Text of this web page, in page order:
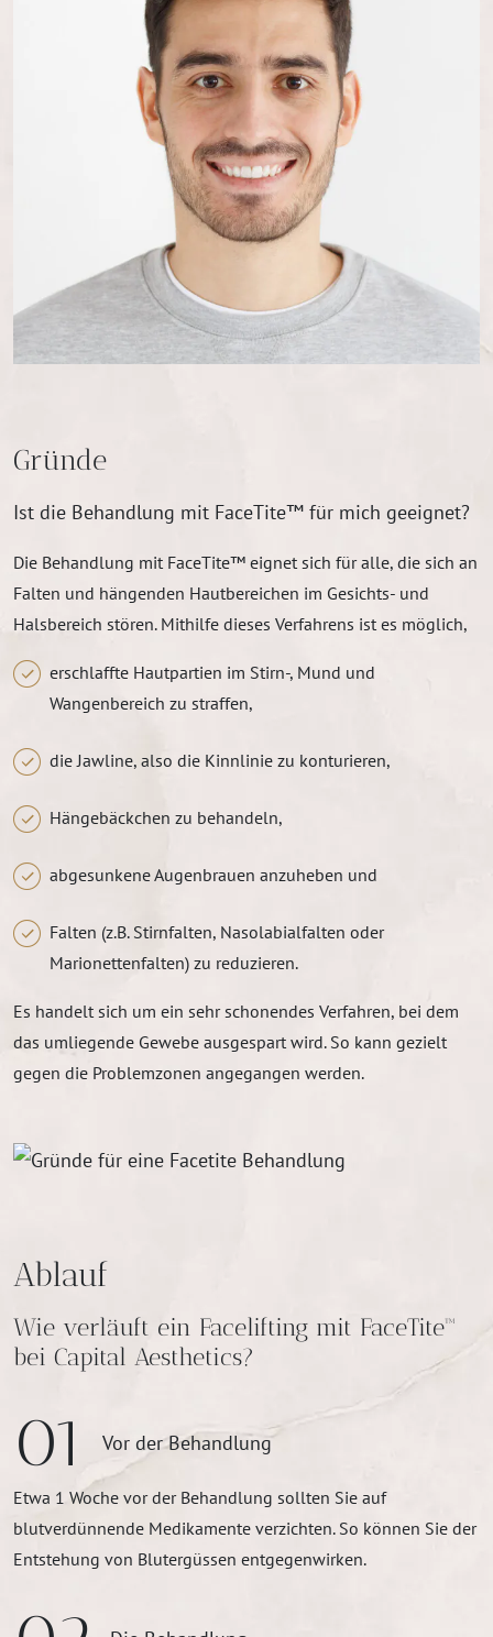
Gründe
Ist die Behandlung mit FaceTite™ für mich geeignet?
Die Behandlung mit FaceTite™ eignet sich für alle, die sich an
Falten und hängenden Hautbereichen im Gesichts- und
Halsbereich stören. Mithilfe dieses Verfahrens ist es möglich,
erschlaffte Hautpartien im Stirn-, Mund und
Wangenbereich zu straffen,
die Jawline, also die Kinnlinie zu konturieren,
Hängebäckchen zu behandeln,
abgesunkene Augenbrauen anzuheben und
Falten (z.B. Stirnfalten, Nasolabialfalten oder
Marionettenfalten) zu reduzieren.
Es handelt sich um ein sehr schonendes Verfahren, bei dem
das umliegende Gewebe ausgespart wird. So kann gezielt
gegen die Problemzonen angegangen werden.
Ablauf
Wie verläuft ein Facelifting mit FaceTite™
bei Capital Aesthetics?
01 Vor der Behandlung
Etwa 1 Woche vor der Behandlung sollten Sie auf
blutverdünnende Medikamente verzichten. So können Sie der
Entstehung von Blutergüssen entgegenwirken.